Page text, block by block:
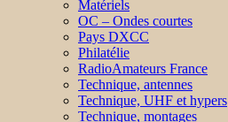
Matériels
OC – Ondes courtes
Pays DXCC
Philatélie
RadioAmateurs France
Technique, antennes
Technique, UHF et hypers
Technique, montages